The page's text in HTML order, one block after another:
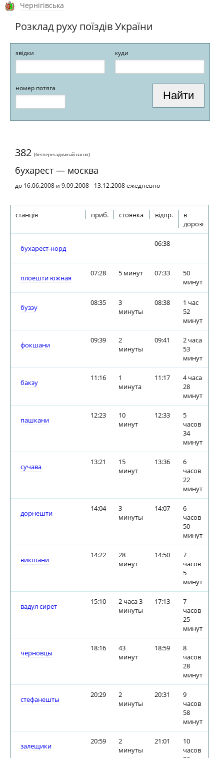
Чернігівська
Розклад руху поїздів України
звідки куди
номер потяга
382 (беспересадочный вагон)
бухарест — москва
до 16.06.2008 и 9.09.2008 - 13.12.2008 ежедневно
станція приб. стоянка відпр.
в
дорозі
бухарест-норд
06:38
плоешти южная
07:28 5 минут 07:33
50
минут
бузэу
08:35
3
минуты
08:38
1 час
52
минут
фокшани
09:39
2
минуты
09:41
2 часа
53
минут
бакэу
11:16
1
минута
11:17
4 часа
28
минут
пашкани
12:23
10
минут
12:33
5
часов
34
минут
сучава
13:21
15
минут
13:36
6
часов
22
минут
дорнешти
14:04
3
минуты
14:07
6
часов
50
минут
викшани
14:22
28
минут
14:50
7
часов
5
минут
вадул сирет
15:10
2 часа 3
минуты
17:13
7
часов
25
минут
черновцы
18:16
43
минут
18:59
8
часов
28
минут
стефанешты
20:29
2
минуты
20:31
9
часов
58
минут
залещики
20:59
2
минуты
21:01
10
часов